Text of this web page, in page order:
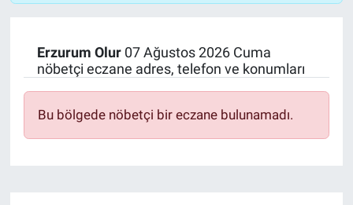
Erzurum Olur07 Ağustos 2026 Cuma
nöbetçi eczane adres, telefon ve konumları
Bu bölgede nöbetçi bir eczane bulunamadı.